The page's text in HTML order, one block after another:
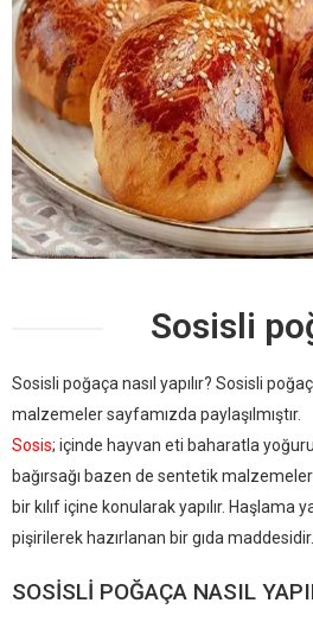
Sosisli
Sosisli poğaça nasıl yapılır? Sosisli
malzemeler sayfamızda paylaşılmıştır.
Sosis; içinde hayvan eti baharatla
bağırsağı bazen de sentetik
bir kılıf içine konularak yapılır. Haşlama
pişirilerek hazırlanan bir gıda maddesidir.
SOSISLI POĞAÇA NASIL